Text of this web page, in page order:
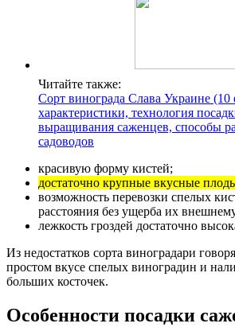
Читайте также:
Сорт винограда Слава Украине (10
характеристики, технология
выращивания саженцев, способы
садоводов
красивую форму кистей;
достаточно крупные вкусные
возможность перевозки спелых
расстояния без ущерба их
лежкость гроздей достаточно
Из недостатков сорта виноградари
простом вкусе спелых виноградин и
больших косточек.
Особенности посадки